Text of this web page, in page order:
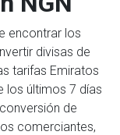
encontrar los
divisas de
tarifas Emiratos
los últimos 7 días
de
comerciantes,